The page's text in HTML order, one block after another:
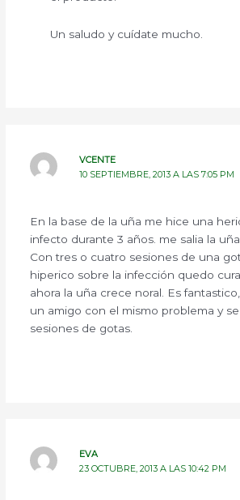
Un saludo y cuídate mucho.
VCENTE
10 SEPTIEMBRE, 2013 A LAS 7:05 PM
En la base de la uña me hice una
infecto durante 3 años. me salia la
Con tres o cuatro sesiones de una
hiperico sobre la infección quedo
ahora la uña crece noral. Es
un amigo con el mismo problema y
sesiones de gotas.
EVA
23 OCTUBRE, 2013 A LAS 10:42 PM